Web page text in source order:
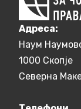
Aдреса:
Наум
1000 Скопје
Северна